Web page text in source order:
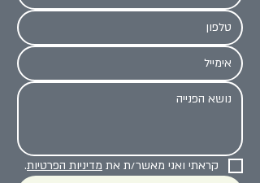
קראתי ואני מאשר/ת את מדיניות הפרטיות.